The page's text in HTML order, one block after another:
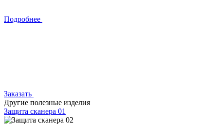
Подробнее
Заказать
Другие полезные изделия
Защита сканера 01